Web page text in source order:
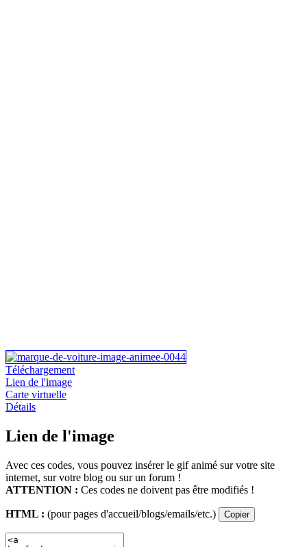
Téléchargement
Lien de l'image
Carte virtuelle
Détails
Lien de l'image
Avec ces codes, vous pouvez insérer le gif animé sur votre site
internet, sur votre blog ou sur un forum !
ATTENTION : Ces codes ne doivent pas être modifiés !
HTML : (pour pages d'accueil/blogs/emails/etc.) Copier